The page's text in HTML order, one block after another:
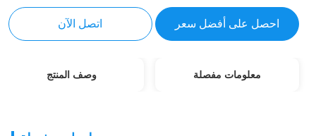
احصل على أفضل سعر اتصل الآن
معلومات مفصلة وصف المنتج